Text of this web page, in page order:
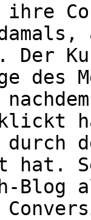
ihre
Der
des
durch
hat.
Blog